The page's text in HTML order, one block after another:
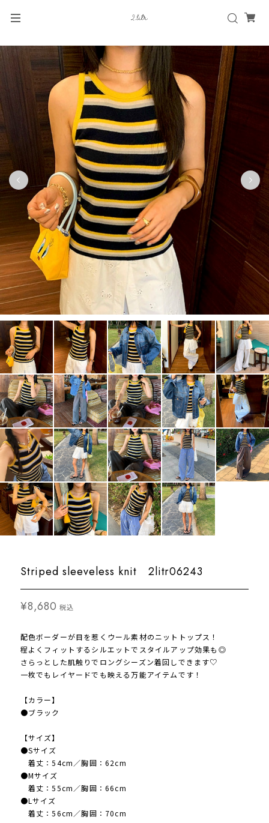
Striped sleeveless knit 2litr06243
¥8,680 税込
配色ボーダーが目を惹くウール素材のニットトップス！
程よくフィットするシルエットでスタイルアップ効果も◎
さらっとした肌触りでロングシーズン着回しできます♡
一枚でもレイヤードでも映える万能アイテムです！
【カラー】
●ブラック
【サイズ】
●Sサイズ
着丈：54cm／胸囲：62cm
●Mサイズ
着丈：55cm／胸囲：66cm
●Lサイズ
着丈：56cm／胸囲：70cm